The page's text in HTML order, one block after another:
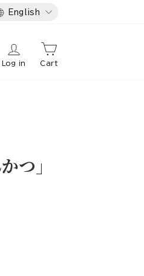
English
Log in Cart
つ」